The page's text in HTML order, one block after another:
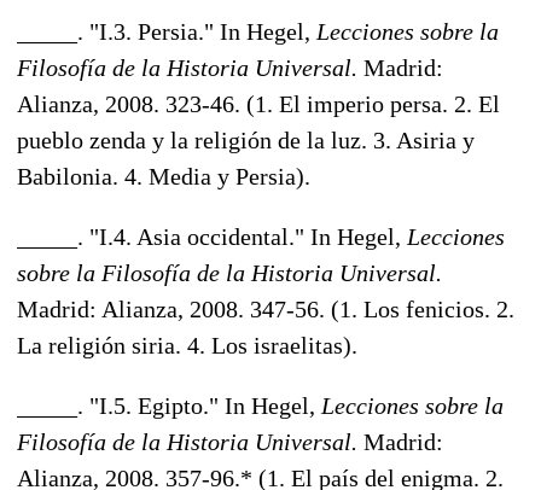
_____. "I.3. Persia." In Hegel, Lecciones sobre la
Filosofía de la Historia Universal. Madrid:
Alianza, 2008. 323-46. (1. El imperio persa. 2. El
pueblo zenda y la religión de la luz. 3. Asiria y
Babilonia. 4. Media y Persia).
_____. "I.4. Asia occidental." In Hegel, Lecciones
sobre la Filosofía de la Historia Universal.
Madrid: Alianza, 2008. 347-56. (1. Los fenicios. 2.
La religión siria. 4. Los israelitas).
_____. "I.5. Egipto." In Hegel, Lecciones sobre la
Filosofía de la Historia Universal. Madrid:
Alianza, 2008. 357-96.* (1. El país del enigma. 2.